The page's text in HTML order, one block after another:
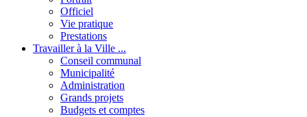
Officiel
Vie pratique
Prestations
Travailler à la Ville ...
Conseil communal
Municipalité
Administration
Grands projets
Budgets et comptes